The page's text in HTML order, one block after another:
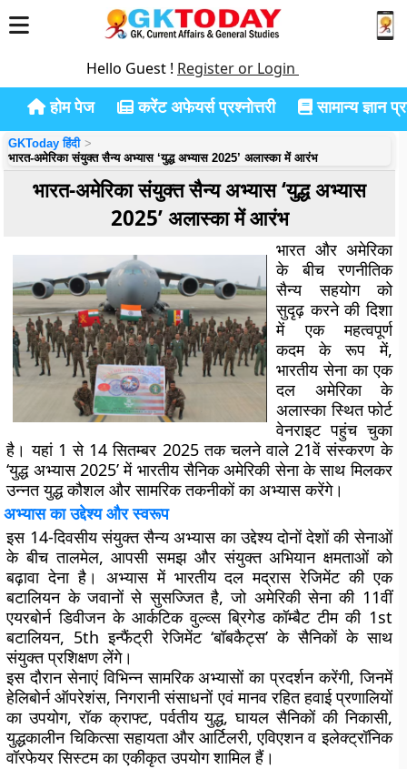
Hello Guest ! Register or Login
होम पेज करेंट अफेयर्स प्रश्नोत्तरी सामान्य ज्ञान
GKToday हिंदी
भारत-अमेरिका संयुक्त सैन्य अभ्यास ‘युद्ध अभ्यास 2025’ अलास्का में आरंभ
भारत-अमेरिका संयुक्त सैन्य अभ्यास ‘युद्ध अभ्यास
2025’ अलास्का में आरंभ
भारत और अमेरिका
के बीच रणनीतिक
सैन्य सहयोग को
सुदृढ़ करने की दिशा
में एक महत्वपूर्ण
कदम के रूप में,
भारतीय सेना का एक
दल अमेरिका के
अलास्का स्थित फोर्ट
वेनराइट पहुंच चुका
है। यहां 1 से 14 सितम्बर 2025 तक चलने वाले 21वें संस्करण के
‘युद्ध अभ्यास 2025’ में भारतीय सैनिक अमेरिकी सेना के साथ मिलकर
उन्नत युद्ध कौशल और सामरिक तकनीकों का अभ्यास करेंगे।
अभ्यास का उद्देश्य और स्वरूप
इस 14-दिवसीय संयुक्त सैन्य अभ्यास का उद्देश्य दोनों देशों की सेनाओं
के बीच तालमेल, आपसी समझ और संयुक्त अभियान क्षमताओं को
बढ़ावा देना है। अभ्यास में भारतीय दल मद्रास रेजिमेंट की एक
बटालियन के जवानों से सुसज्जित है, जो अमेरिकी सेना की 11वीं
एयरबोर्न डिवीजन के आर्कटिक वुल्व्स ब्रिगेड कॉम्बैट टीम की 1st
बटालियन, 5th इन्फैंट्री रेजिमेंट ‘बॉबकैट्स’ के सैनिकों के साथ
संयुक्त प्रशिक्षण लेंगे।
इस दौरान सेनाएं विभिन्न सामरिक अभ्यासों का प्रदर्शन करेंगी, जिनमें
हेलिबोर्न ऑपरेशंस, निगरानी संसाधनों एवं मानव रहित हवाई प्रणालियों
का उपयोग, रॉक क्राफ्ट, पर्वतीय युद्ध, घायल सैनिकों की निकासी,
युद्धकालीन चिकित्सा सहायता और आर्टिलरी, एविएशन व इलेक्ट्रॉनिक
वॉरफेयर सिस्टम का एकीकृत उपयोग शामिल हैं।